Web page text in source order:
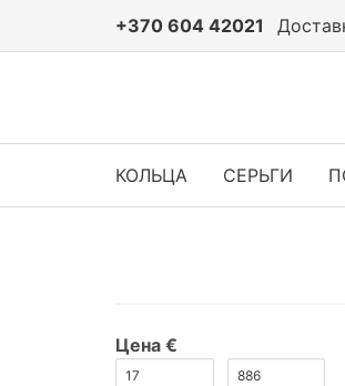
+370 604 42021
КОЛЬЦА СЕРЬГИ
Цена €